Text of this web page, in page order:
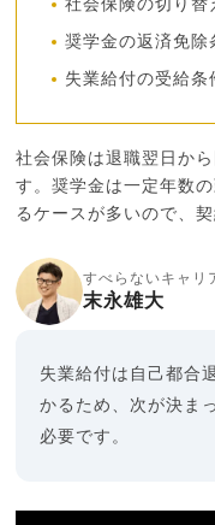
社会保険の切り替
奨学金の返済免除
失業給付の受給条
社会保険は退職翌日か
す。奨学金は一定年数
るケースが多いので、
すべらないキャリ
末永雄大
失業給付は自己都合
かるため、次が決ま
必要です。